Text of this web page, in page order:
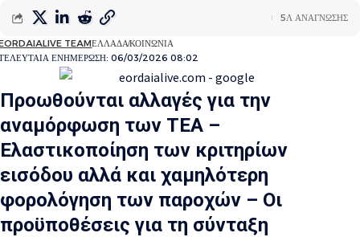
ΕΝΗΜΕΡΩΣΗ: 06/03/2026 08:02
TEAMΕΛΛΑΔΑΚΟΙΝΩΝΙΑ
5Λ ΑΝΑΓΝΩΣΗΣ
Προωθούνται αλλαγές για την
αναμόρφωση των ΤΕΑ –
Ελαστικοποίηση των κριτηρίων
εισόδου αλλά και χαμηλότερη
φορολόγηση των παροχών – Οι
προϋποθέσεις για τη σύνταξη